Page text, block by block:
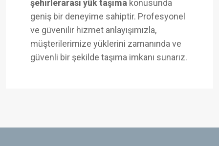
şehirlerarası yük taşıma konusunda
geniş bir deneyime sahiptir. Profesyonel
ve güvenilir hizmet anlayışımızla,
müşterilerimize yüklerini zamanında ve
güvenli bir şekilde taşıma imkanı sunarız.